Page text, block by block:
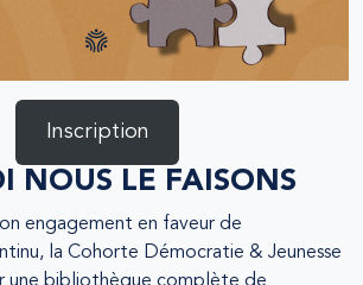
Inscription
NOUS LE FAISONS
engagement en faveur de
la Cohorte Démocratie & Jeunesse